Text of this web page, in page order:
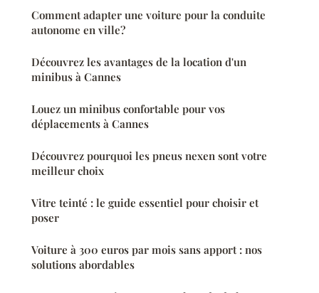
Comment adapter une voiture pour la conduite
autonome en ville?
Découvrez les avantages de la location d'un
minibus à Cannes
Louez un minibus confortable pour vos
déplacements à Cannes
Découvrez pourquoi les pneus nexen sont votre
meilleur choix
Vitre teinté : le guide essentiel pour choisir et
poser
Voiture à 300 euros par mois sans apport : nos
solutions abordables